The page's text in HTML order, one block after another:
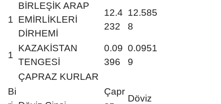
1
BİRLEŞİK ARAP
EMİRLİKLERİ
DİRHEMİ
12.4
232
12.585
8
1
KAZAKİSTAN
TENGESİ
0.09
396
0.0951
9
ÇAPRAZ KURLAR
Bi
Çapr
Döviz